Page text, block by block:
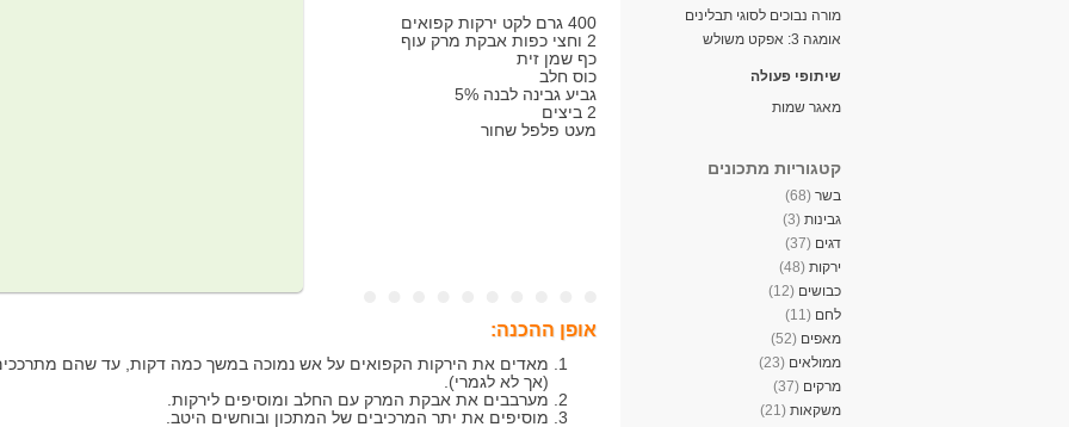
מורה נבוכים לסוגי תבלינים
אומגה 3: אפקט משולש
שיתופי פעולה
מאגר שמות
קטגוריות מתכונים
בשר (68)
גבינות (3)
דגים (37)
ירקות (48)
כבושים (12)
לחם (11)
מאפים (52)
ממולאים (23)
מרקים (37)
משקאות (21)
400 גרם לקט ירקות קפואים
2 וחצי כפות אבקת מרק עוף
כף שמן זית
כוס חלב
גביע גבינה לבנה 5%
2 ביצים
מעט פלפל שחור
אופן ההכנה:
מאדים את הירקות הקפואים על אש נמוכה במשך כמה דקות, עד שהם
(אך לא לגמרי).
מערבבים את אבקת המרק עם החלב ומוסיפים לירקות.
מוסיפים את יתר המרכיבים של המתכון ובוחשים היטב.